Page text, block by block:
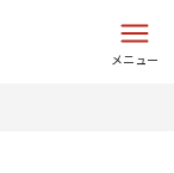
メニュー